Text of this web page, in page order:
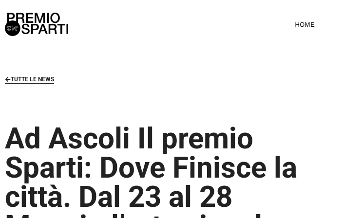
HOME
TUTTE LE NEWS
Ad Ascoli Il premio
Sparti: Dove Finisce la
città. Dal 23 al 28